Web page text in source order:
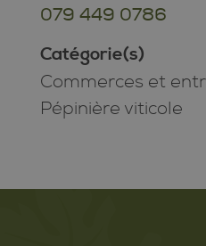
079 449 0786
Catégorie(s)
Commerces et
Pépinière viticole